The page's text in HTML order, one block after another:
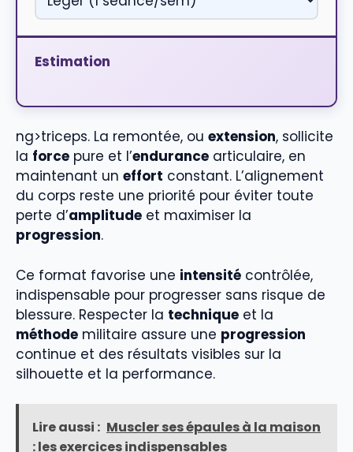
Estimation
ng>triceps. La remontée, ou extension, sollicite
la force pure et l’endurance articulaire, en
maintenant un effort constant. L’alignement
du corps reste une priorité pour éviter toute
perte d’amplitude et maximiser la
progression.
Ce format favorise une intensité contrôlée,
indispensable pour progresser sans risque de
blessure. Respecter la technique et la
méthode militaire assure une progression
continue et des résultats visibles sur la
silhouette et la performance.
Lire aussi : Muscler ses épaules à la maison
: les exercices indispensables